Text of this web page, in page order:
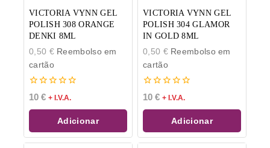
VICTORIA VYNN GEL
POLISH 308 ORANGE
DENKI 8ML
0,50 €Reembolso em
cartão
0
de
5
10 € + I.V.A.
Adicionar
VICTORIA VYNN GEL
POLISH 304 GLAMOR
IN GOLD 8ML
0,50 €Reembolso em
cartão
0
de
5
10 € + I.V.A.
Adicionar